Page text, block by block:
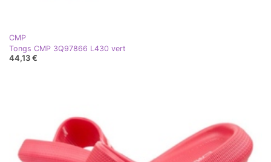
CMP
Tongs CMP 3Q97866 L430 vert
44,13 €